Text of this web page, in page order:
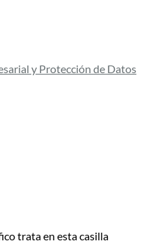
y Protección de Datos
trata en esta casilla